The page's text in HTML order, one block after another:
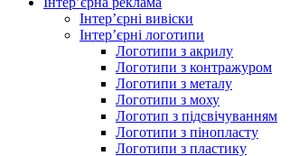
Інтер’єрні вивіски
Інтер’єрні логотипи
Логотипи з акрилу
Логотипи з контражуром
Логотипи з металу
Логотипи з моху
Логотип з підсвічуванням
Логотипи з пінопласту
Логотипи з пластику